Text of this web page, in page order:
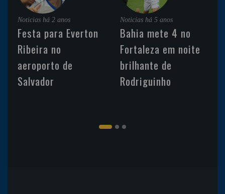
Noticias há 2 anos
Festa para Everton
Ribeira no
aeroporto de
Salvador
Noticias há 5 anos
Bahia mete 4 no
Fortaleza em noite
brilhante de
Rodriguinho